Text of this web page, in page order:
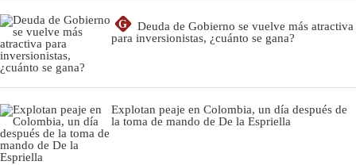
G
Deuda de Gobierno se vuelve más atractiva
para inversionistas, ¿cuánto se gana?
Explotan peaje en Colombia, un día después de
la toma de mando de De la Espriella